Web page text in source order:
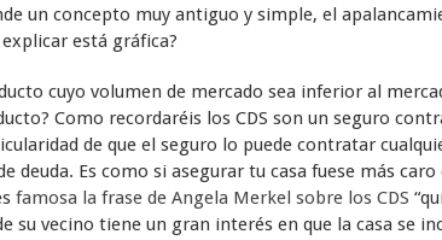
un concepto muy antiguo y simple, el
está gráfica?
cuyo volumen de mercado sea inferior al
Como recordaréis los CDS son un seguro
de que el seguro lo puede contratar
deuda. Es como si asegurar tu casa fuese más caro
famosa la frase de Angela Merkel sobre los CDS
su vecino tiene un gran interés en que la casa se